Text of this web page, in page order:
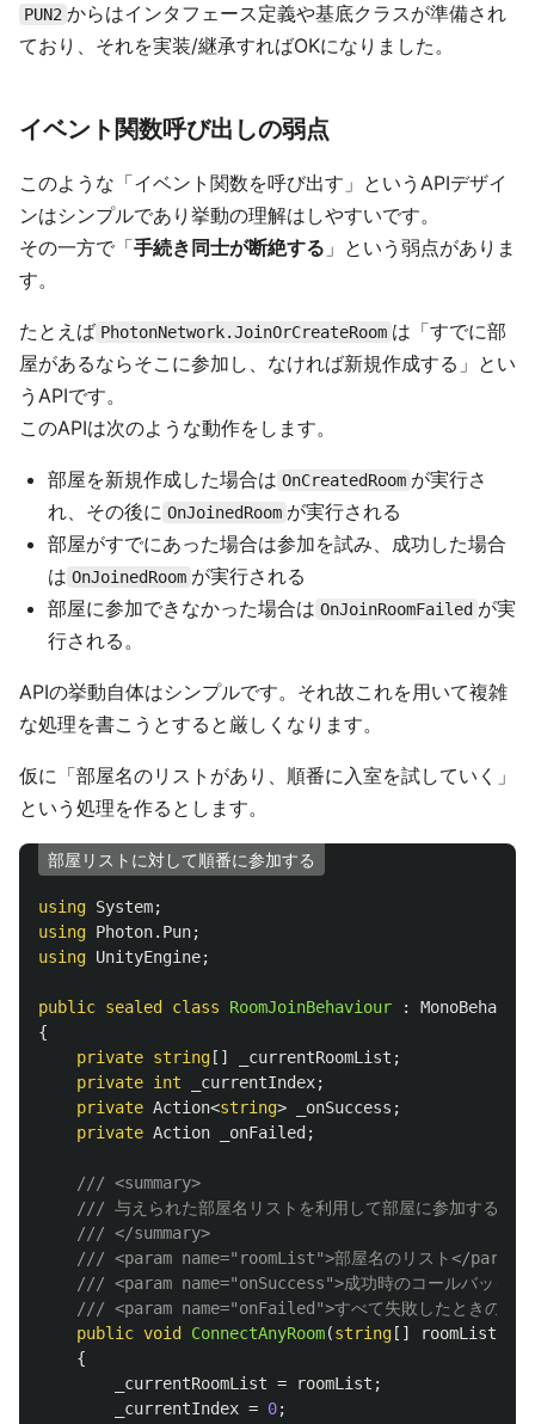
PUN2 からはインタフェース定義や基底クラスが準備され
ており、それを実装/継承すればOKになりました。
イベント関数呼び出しの弱点
このような「イベント関数を呼び出す」というAPIデザイ
ンはシンプルであり挙動の理解はしやすいです。
その一方で「手続き同士が断絶する 」という弱点がありま
す。
たとえば PhotonNetwork.JoinOrCreateRoom は「すでに部
屋があるならそこに参加し、なければ新規作成する」とい
うAPIです。
このAPIは次のような動作をします。
部屋を新規作成した場合は OnCreatedRoom が実行さ
れ、その後に OnJoinedRoom が実行される
部屋がすでにあった場合は参加を試み、成功した場合
は OnJoinedRoom が実行される
部屋に参加できなかった場合は OnJoinRoomFailed が実
行される。
APIの挙動自体はシンプルです。それ故これを用いて複雑
な処理を書こうとすると厳しくなります。
仮に「部屋名のリストがあり、順番に入室を試していく」
という処理を作るとします。
部屋リストに対して順番に参加する
using System;
using Photon.Pun;
using UnityEngine;
public sealed class RoomJoinBehaviour :
{
private string [] _currentRoomList ;
private int _currentIndex;
private Action<string> _onSuccess ;
private Action _onFailed ;
/// <summary>
/// 与えられた部屋名リストを利用して部屋に参加する
/// </summary>
/// <param name="roomList">部屋名のリスト</param>
/// <param name="onSuccess">成功時のコールバック</
/// <param name="onFailed">すべて失敗したときのコ
public void ConnectAnyRoom(string [] roomList
{
_currentRoomList = roomList ;
_currentIndex = 0;